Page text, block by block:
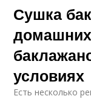
Сушка
условиях
Есть несколько